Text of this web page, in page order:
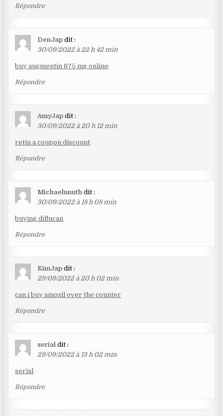
Répondre
DenJap dit :
30/09/2022 à 22 h 42 min
buy augmentin 875 mg online
Répondre
AmyJap dit :
30/09/2022 à 20 h 12 min
retin a coupon discount
Répondre
Michaelunuth dit :
30/09/2022 à 18 h 08 min
buying diflucan
Répondre
KimJap dit :
29/09/2022 à 20 h 02 min
can i buy amoxil over the counter
Répondre
serial dit :
29/09/2022 à 13 h 02 min
serial
Répondre